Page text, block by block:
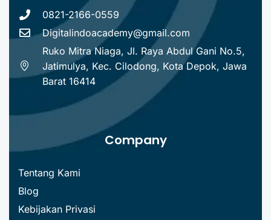
0821-2166-0559
Digitalindoacademy@gmail.com
Ruko Mitra Niaga, Jl. Raya Abdul Gani No.5,
Jatimulya, Kec. Cilodong, Kota Depok, Jawa
Barat 16414
Company
Tentang Kami
Blog
Kebijakan Privasi